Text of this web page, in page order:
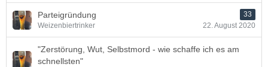
Parteigründung
33
Weizenbiertrinker
22. August 2020
"Zerstörung, Wut, Selbstmord - wie schaffe ich es am
schnellsten"